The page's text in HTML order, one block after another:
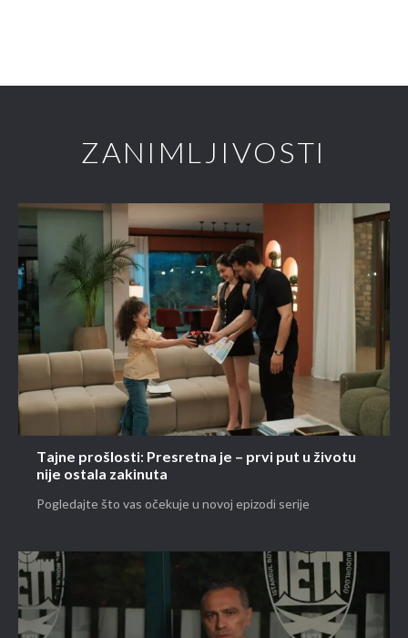
ZANIMLJIVOSTI
Tajne prošlosti: Presretna je – prvi put u životu
nije ostala zakinuta
Pogledajte što vas očekuje u novoj epizodi serije